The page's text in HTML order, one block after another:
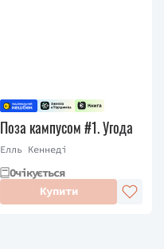
Поза кампусом #1. Угода
Елль Кеннеді
Очікується
Купити